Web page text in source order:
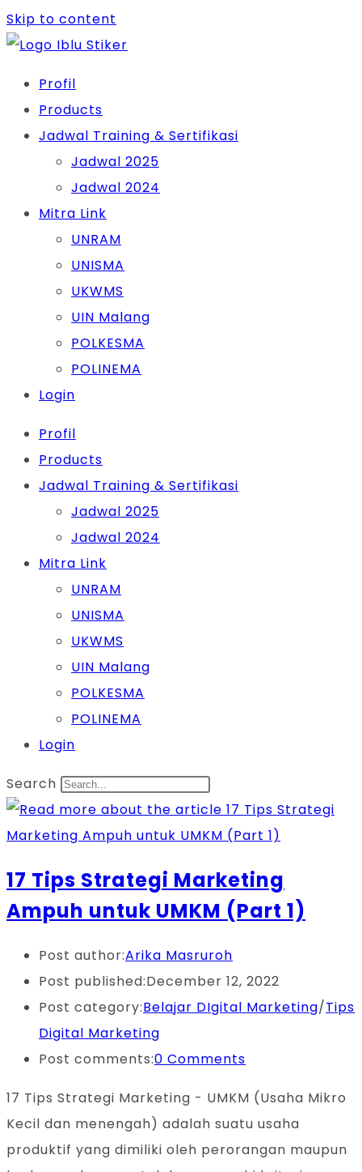
Skip to content
Profil
Products
Jadwal Training & Sertifikasi
Jadwal 2025
Jadwal 2024
Mitra Link
UNRAM
UNISMA
UKWMS
UIN Malang
POLKESMA
POLINEMA
Login
Profil
Products
Jadwal Training & Sertifikasi
Jadwal 2025
Jadwal 2024
Mitra Link
UNRAM
UNISMA
UKWMS
UIN Malang
POLKESMA
POLINEMA
Login
Search
17 Tips Strategi Marketing
Ampuh untuk UMKM (Part 1)
Post author:Arika Masruroh
Post published:December 12, 2022
Post category:Belajar DIgital Marketing/Tips
Digital Marketing
Post comments:0 Comments
17 Tips Strategi Marketing - UMKM (Usaha Mikro
Kecil dan menengah) adalah suatu usaha
produktif yang dimiliki oleh perorangan maupun